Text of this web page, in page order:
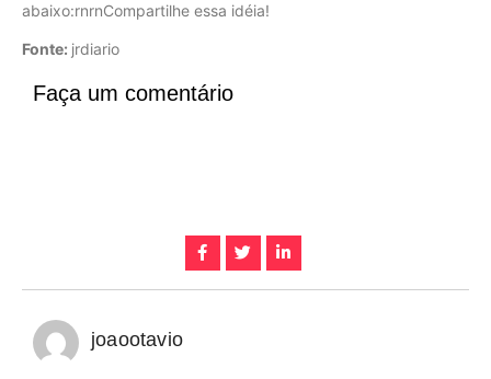
abaixo:rnrnCompartilhe essa idéia!
Fonte: jrdiario
Faça um comentário
joaootavio